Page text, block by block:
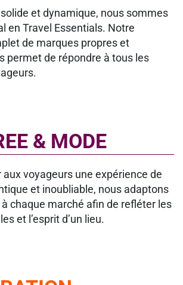
et dynamique, nous sommes
en Travel Essentials. Notre
de marques propres et
permet de répondre à tous les
& MODE
aux voyageurs une expérience de
et inoubliable, nous adaptons
chaque marché afin de refléter les
et l’esprit d’un lieu.